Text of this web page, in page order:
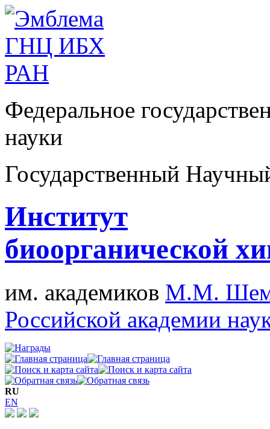
Федеральное
науки
Государственный
Институт
биоорганической
им. академиков М.М.
Российской академии
RU
EN